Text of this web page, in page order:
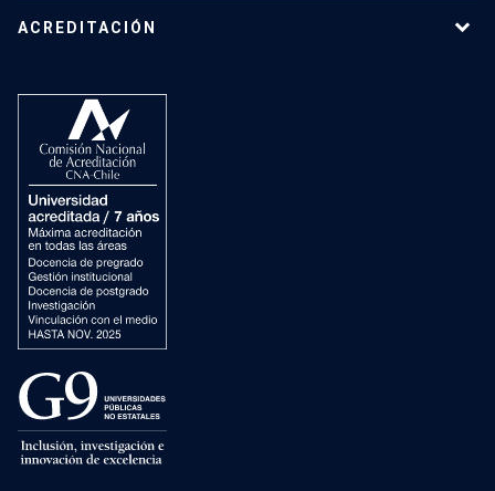
ACREDITACIÓN